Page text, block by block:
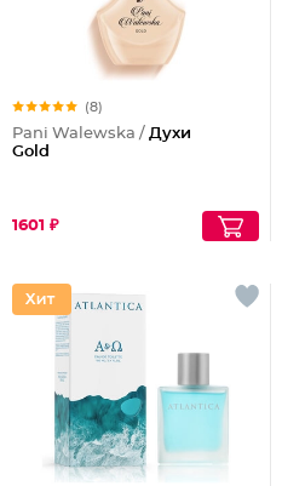
(8)
Pani Walewska / Духи
Gold
1601 ₽